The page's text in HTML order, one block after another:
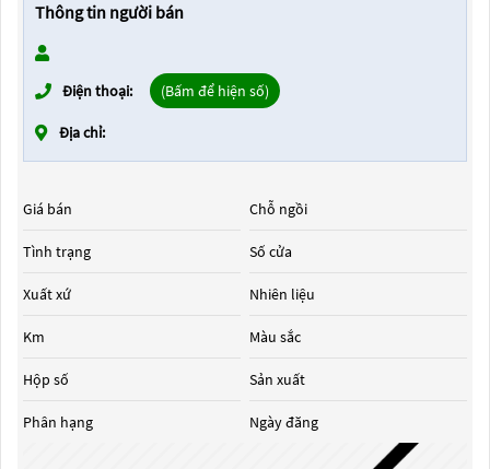
Thông tin người bán
Điện thoại: (Bấm để hiện số)
Địa chỉ:
Giá bán
Tình trạng
Xuất xứ
Km
Hộp số
Phân hạng
Chỗ ngồi
Số cửa
Nhiên liệu
Màu sắc
Sản xuất
Ngày đăng